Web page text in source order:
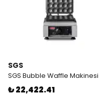
SGS
SGS Bubble Waffle Makinesi
₺ 22,422.41